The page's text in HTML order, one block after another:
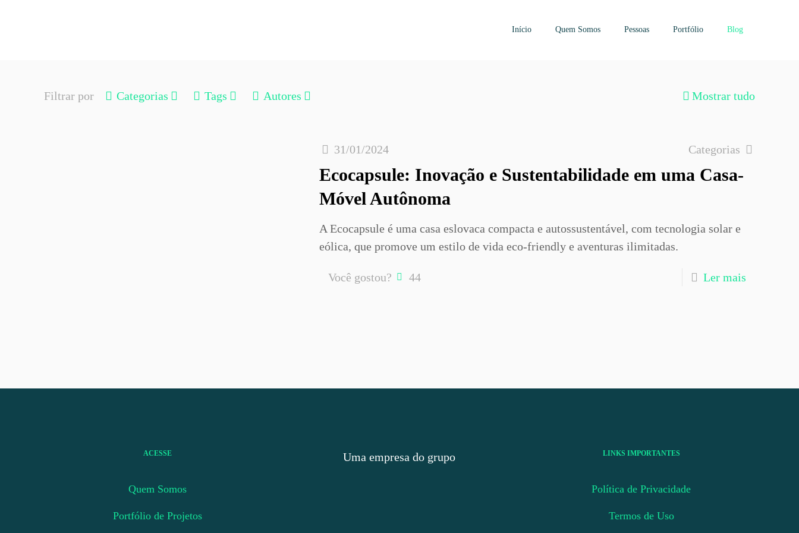
Início Quem Somos Pessoas Portfólio Blog
Filtrar por Categorias Tags Autores Mostrar tudo
31/01/2024 Categorias
Ecocapsule: Inovação e Sustentabilidade em uma Casa-
Móvel Autônoma
A Ecocapsule é uma casa eslovaca compacta e autossustentável, com tecnologia solar e
eólica, que promove um estilo de vida eco-friendly e aventuras ilimitadas.
Você gostou? 44 Ler mais
ACESSE
Quem Somos
Portfólio de Projetos
Uma empresa do grupo LINKS IMPORTANTES
Política de Privacidade
Termos de Uso